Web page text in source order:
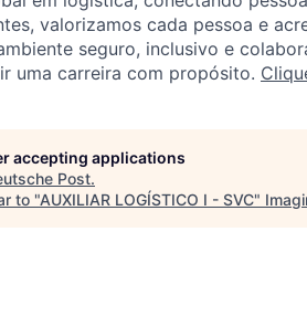
valorizamos cada pessoa e
seguro, inclusivo e
uma carreira com propósito.
accepting applications
Post.
to "AUXILIAR LOGÍSTICO I - SVC"